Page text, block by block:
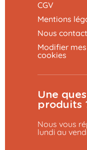
CGV
Mentions
Nous
Modifier
cookies
Une
produits
Nous vous
lundi au